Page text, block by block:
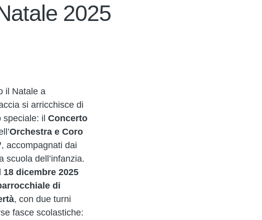
2025
il Natale a
si arricchisce di
speciale: il Concerto
Orchestra e Coro
, accompagnati dai
scuola dell’infanzia.
18 dicembre 2025
di
, con due turni
fasce scolastiche: